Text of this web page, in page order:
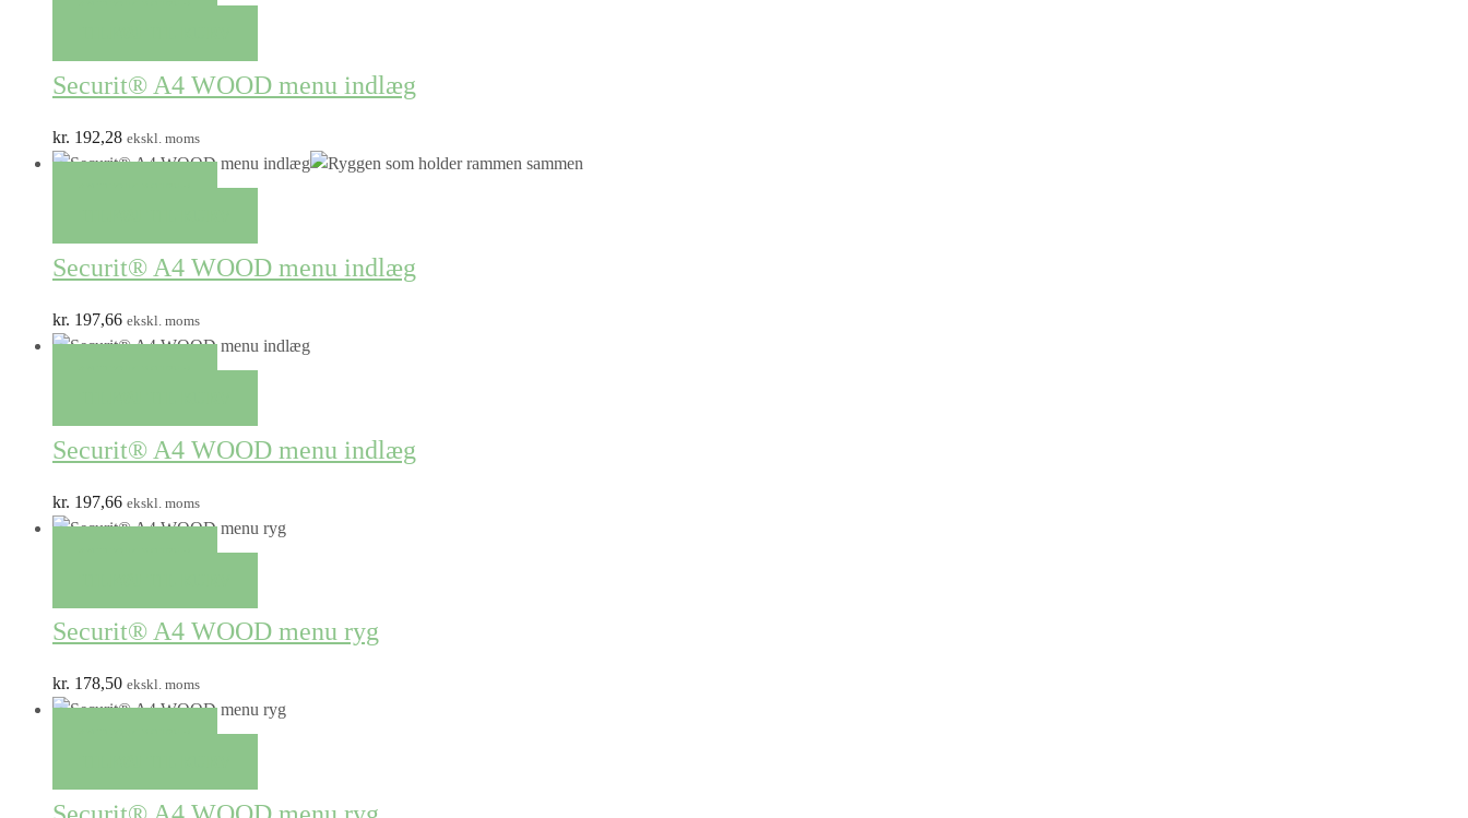
Securit® A4 WOOD menu indlæg
kr. 192,28 ekskl. moms
Securit® A4 WOOD menu indlæg
kr. 197,66 ekskl. moms
Securit® A4 WOOD menu indlæg
kr. 197,66 ekskl. moms
Securit® A4 WOOD menu ryg
kr. 178,50 ekskl. moms